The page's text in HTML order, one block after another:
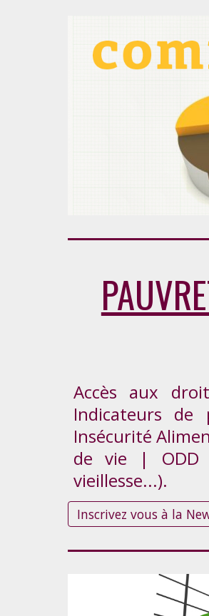
Accès aux
Indicateurs de
Insécurité
de vie | ODD
vieillesse...).